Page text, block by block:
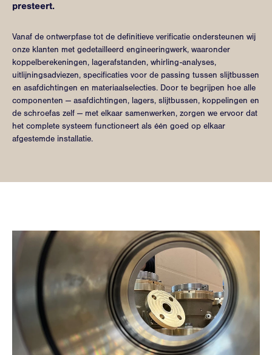
presteert.
Vanaf de ontwerpfase tot de definitieve verificatie ondersteunen wij
onze klanten met gedetailleerd engineeringwerk, waaronder
koppelberekeningen, lagerafstanden, whirling-analyses,
uitlijningsadviezen, specificaties voor de passing tussen slijtbussen
en asafdichtingen en materiaalselecties. Door te begrijpen hoe alle
componenten — asafdichtingen, lagers, slijtbussen, koppelingen en
de schroefas zelf — met elkaar samenwerken, zorgen we ervoor dat
het complete systeem functioneert als één goed op elkaar
afgestemde installatie.